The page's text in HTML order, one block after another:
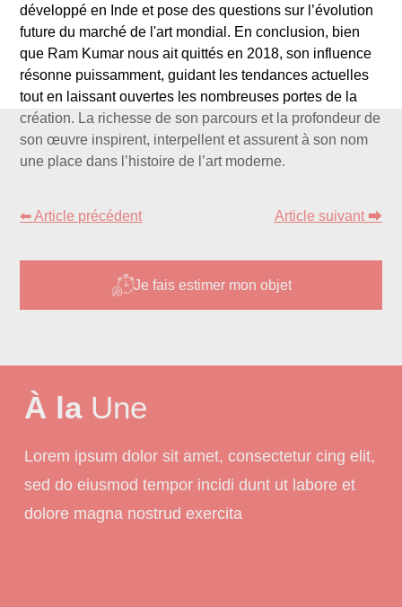
développé en Inde et pose des questions sur l’évolution
future du marché de l'art mondial. En conclusion, bien
que Ram Kumar nous ait quittés en 2018, son influence
résonne puissamment, guidant les tendances actuelles
tout en laissant ouvertes les nombreuses portes de la
création. La richesse de son parcours et la profondeur de
son œuvre inspirent, interpellent et assurent à son nom
une place dans l’histoire de l’art moderne.
⬅ Article précédent Article suivant ⮕
Je fais estimer mon objet
À laUne
Lorem ipsum dolor sit amet, consectetur cing elit,
sed do eiusmod tempor incidi dunt ut labore et
dolore magna nostrud exercita